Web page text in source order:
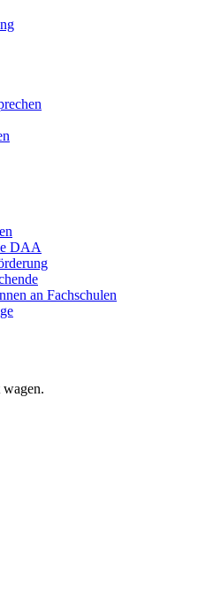
DAA
an Fachschulen
wagen.